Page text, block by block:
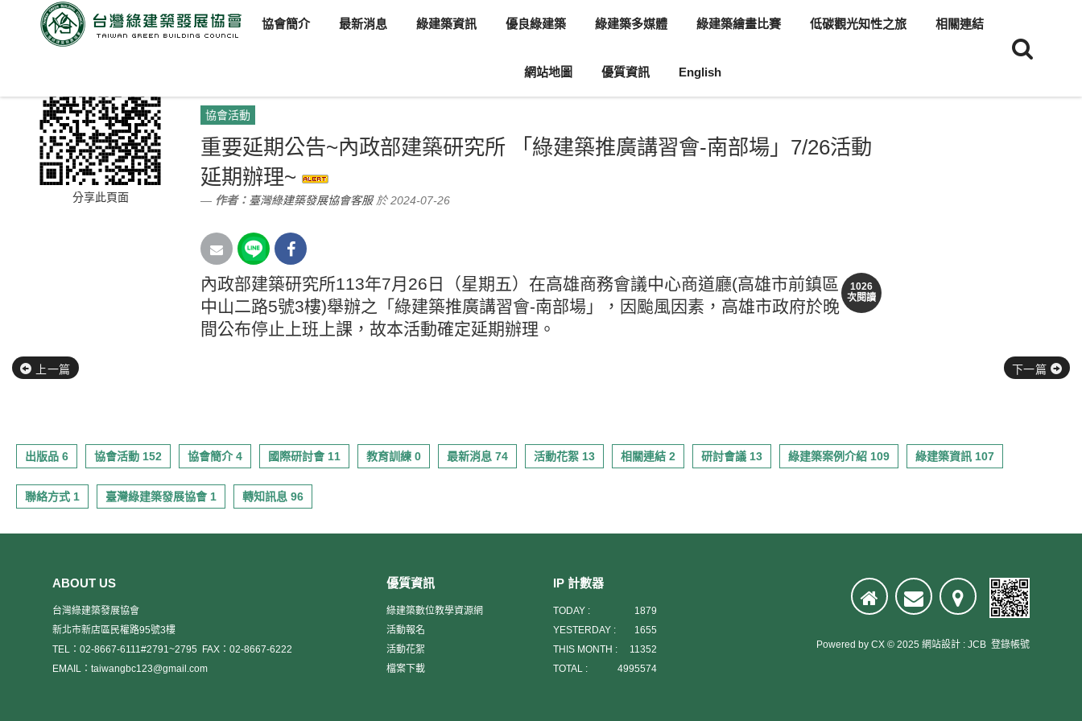
協會簡介 最新消息 綠建築資訊 優良綠建築 綠建築多媒體 綠建築繪畫比賽 低碳觀光知性之旅 相關連結
網站地圖 優質資訊 English
協會活動
重要延期公告~內政部建築研究所 「綠建築推廣講習會-南部場」7/26活動
延期辦理~
作者： 臺灣綠建築發展協會客服於 2024-07-26
1026
次閱讀
內政部建築研究所113年7月26日（星期五）在高雄商務會議中心商道廳(高雄市前鎮區
中山二路5號3樓)舉辦之「綠建築推廣講習會-南部場」， 因颱風因素，高雄市政府於晚
間公布停止上班上課 ， 故本活動確定延期辦理 。
分享此頁面
上一篇 下一篇
出版品 6 協會活動 152 協會簡介 4 國際研討會 11 教育訓練 0 最新消息 74 活動花絮 13 相關連結 2 研討會議 13 綠建築案例介紹 109 綠建築資訊 107
聯絡方式 1 臺灣綠建築發展協會 1 轉知訊息 96
ABOUT US
台灣綠建築發展協會
新北市新店區民權路95號3樓
TEL：02-8667-6111#2791~2795
FAX：02-8667-6222
EMAIL：taiwangbc123@gmail.com
優質資訊
綠建築數位教學資源網
活動報名
活動花絮
檔案下載
IP 計數器
TODAY :
1879
YESTERDAY :
1655
THIS MONTH :
11352
TOTAL :
4995574
Powered by CX© 2025 網站設計 : JCB 登錄帳號